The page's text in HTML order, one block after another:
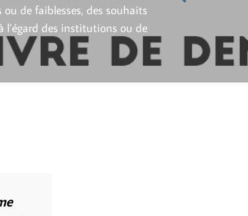
ou de faiblesses, des souhaits
l’égard des institutions ou de